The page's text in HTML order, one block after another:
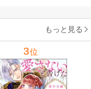
もっと見る
3位